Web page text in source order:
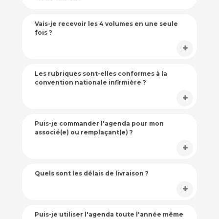
Vais-je recevoir les 4 volumes en une seule
fois ?
Les rubriques sont-elles conformes à la
convention nationale infirmière ?
Puis-je commander l'agenda pour mon
associé(e) ou remplaçant(e) ?
Quels sont les délais de livraison ?
Puis-je utiliser l'agenda toute l'année même